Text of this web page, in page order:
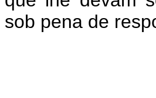
sob pena de